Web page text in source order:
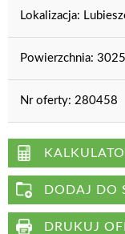
Lokalizacja:
Powierzchnia:
Nr oferty: 280458
DODAJ DO
DRUKUJ